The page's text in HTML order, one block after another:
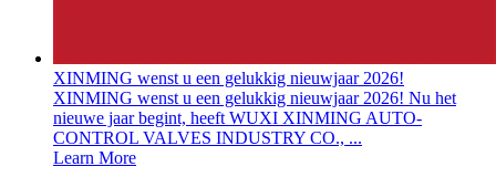
XINMING wenst u een gelukkig nieuwjaar 2026!
XINMING wenst u een gelukkig nieuwjaar 2026! Nu het
nieuwe jaar begint, heeft WUXI XINMING AUTO-
CONTROL VALVES INDUSTRY CO., ...
Learn More